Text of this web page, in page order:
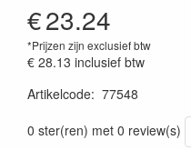
€23.24
*Prijzen zijn exclusief btw
€ 28.13 inclusief btw
Artikelcode: 77548
0 ster(ren) met 0 review(s)